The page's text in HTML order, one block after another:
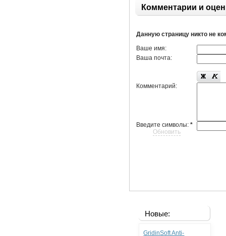
Комментарии и
Данную страницу никто не
Ваше имя:
Ваша почта:
Комментарий:
Введите символы:*
Обновить
Новые:
GridinSoft Anti-